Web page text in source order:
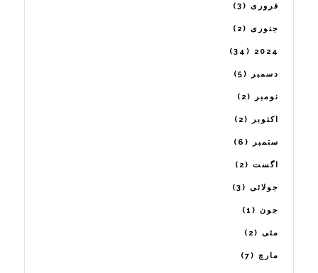
فروری 3
جنوری 2
2024
34
دسمبر 5
نومبر 2
اکتوبر 2
ستمبر 6
اگست 2
جولائی 3
جون 1
مئی 2
مارچ 7